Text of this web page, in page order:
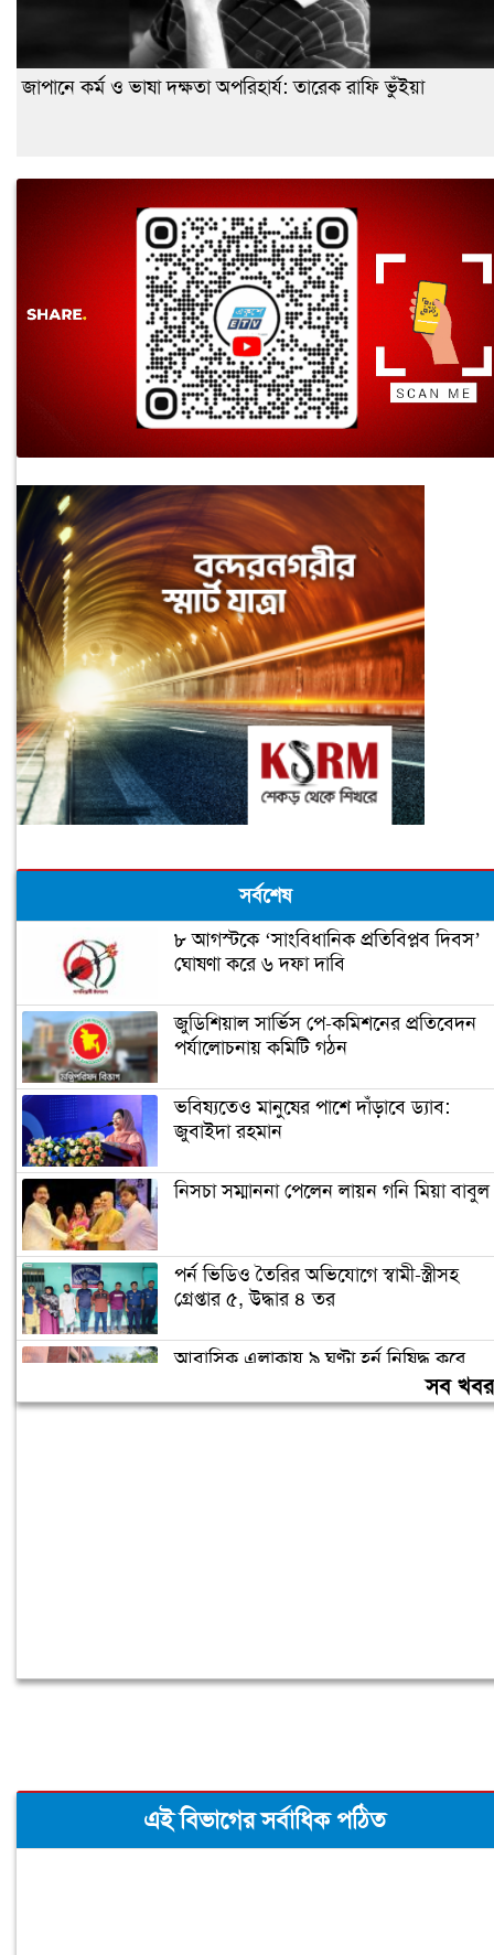
জাপানে কর্ম ও ভাষা দক্ষতা অপরিহার্য: তারেক রাফি ভুঁইয়া
সর্বশেষ
৮ আগস্টকে ‘সাংবিধানিক প্রতিবিপ্লব দিবস’
ঘোষণা করে ৬ দফা দাবি
জুডিশিয়াল সার্ভিস পে-কমিশনের প্রতিবেদন
পর্যালোচনায় কমিটি গঠন
ভবিষ্যতেও মানুষের পাশে দাঁড়াবে ড্যাব:
জুবাইদা রহমান
নিসচা সম্মাননা পেলেন লায়ন গনি মিয়া বাবুল
পর্ন ভিডিও তৈরির অভিযোগে স্বামী-স্ত্রীসহ
গ্রেপ্তার ৫, উদ্ধার ৪ তর
আবাসিক এলাকায় ৯ ঘণ্টা হর্ন নিষিদ্ধ করে
সব
এই বিভাগের সর্বাধিক পঠিত